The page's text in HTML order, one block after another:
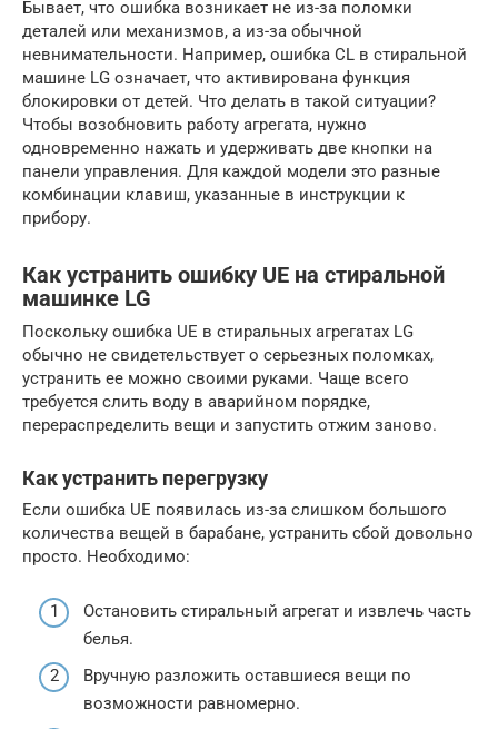
Бывает, что ошибка возникает не из-за поломки
деталей или механизмов, а из-за обычной
невнимательности. Например, ошибка CL в стиральной
машине LG означает, что активирована функция
блокировки от детей. Что делать в такой ситуации?
Чтобы возобновить работу агрегата, нужно
одновременно нажать и удерживать две кнопки на
панели управления. Для каждой модели это разные
комбинации клавиш, указанные в инструкции к
прибору.
Как устранить ошибку UE на стиральной
машинке LG
Поскольку ошибка UE в стиральных агрегатах LG
обычно не свидетельствует о серьезных поломках,
устранить ее можно своими руками. Чаще всего
требуется слить воду в аварийном порядке,
перераспределить вещи и запустить отжим заново.
Как устранить перегрузку
Если ошибка UE появилась из-за слишком большого
количества вещей в барабане, устранить сбой довольно
просто. Необходимо:
Остановить стиральный агрегат и извлечь часть
белья.
Вручную разложить оставшиеся вещи по
возможности равномерно.